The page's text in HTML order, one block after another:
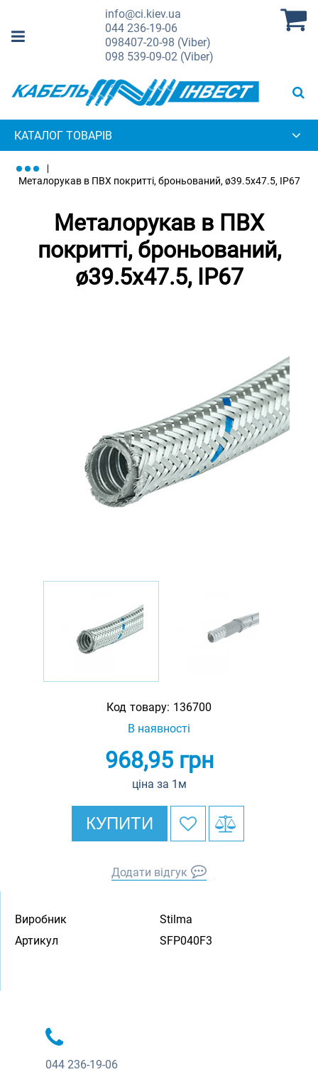
info@ci.kiev.ua
044236-19-06
098407-20-98 (Viber)
098 539-09-02 (Viber)
КАТАЛОГ ТОВАРІВ
Металорукав в ПВХ покритті, броньований, ø39.5x47.5, IP67
Металорукав в ПВХ
покритті, броньований,
ø39.5x47.5, IP67
Код товару: 136700
В наявності
968,95грн
ціна за 1м
КУПИТИ
Додати відгук
Виробник
Stilma
Артикул
SFP040F3
044 236-19-06